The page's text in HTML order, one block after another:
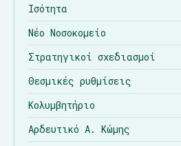
Ισότητα
Νέο Νοσοκομείο
Στρατηγικοί σχεδιασμοί
Θεσμικές ρυθμίσεις
Κολυμβητήριο
Αρδευτικό Α. Κώμης